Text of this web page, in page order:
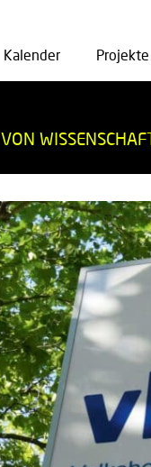
Kalender Projekte
VON